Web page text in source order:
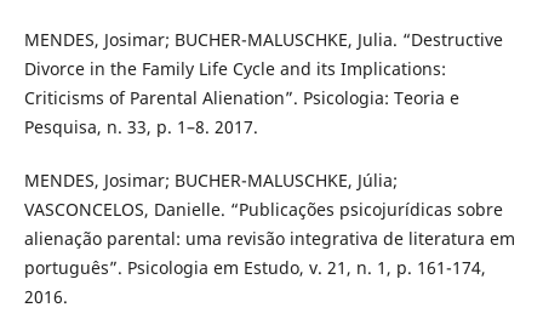
MENDES, Josimar; BUCHER-MALUSCHKE, Julia. “Destructive
Divorce in the Family Life Cycle and its Implications:
Criticisms of Parental Alienation”. Psicologia: Teoria e
Pesquisa, n. 33, p. 1–8. 2017.
MENDES, Josimar; BUCHER-MALUSCHKE, Júlia;
VASCONCELOS, Danielle. “Publicações psicojurídicas sobre
alienação parental: uma revisão integrativa de literatura em
português”. Psicologia em Estudo, v. 21, n. 1, p. 161-174,
2016.